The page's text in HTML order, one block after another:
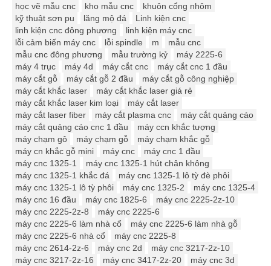
học vẽ mẫu cnc
kho mẫu cnc
khuôn cổng nhôm
kỹ thuật sơn pu
lăng mộ đá
Linh kiện cnc
linh kiện cnc đông phương
linh kiện máy cnc
lỗi cảm biến máy cnc
lỗi spindle m
mẫu cnc
mẫu cnc đông phương
mẫu trường kỷ
máy 2225-6
máy 4 trục
máy 4d máy cắt cnc
máy cắt cnc 1 đầu
máy cắt gỗ
máy cắt gỗ 2 đầu
máy cắt gỗ công nghiệp
máy cắt khắc laser
máy cắt khắc laser giá rẻ
máy cắt khắc laser kim loại
máy cắt laser
máy cắt laser fiber
máy cắt plasma cnc
máy cắt quảng cáo
máy cắt quảng cáo cnc 1 đầu
máy ccn khắc tượng
máy chạm gô
máy chạm gỗ
máy chạm khắc gỗ
máy cn khắc gỗ mini
máy cnc
máy cnc 1 đầu
máy cnc 1325-1
máy cnc 1325-1 hút chân không
máy cnc 1325-1 khắc đá
máy cnc 1325-1 lô tỳ đè phôi
máy cnc 1325-1 lô tỳ phôi
máy cnc 1325-2
máy cnc 1325-4
máy cnc 16 đầu
máy cnc 1825-6
máy cnc 2225-2z-10
máy cnc 2225-2z-8
máy cnc 2225-6
máy cnc 2225-6 làm nhà cổ
máy cnc 2225-6 làm nhà gỗ
máy cnc 2225-6 nhà cổ
máy cnc 2225-8
máy cnc 2614-2z-6
máy cnc 2d
máy cnc 3217-2z-10
máy cnc 3217-2z-16
máy cnc 3417-2z-20
máy cnc 3d